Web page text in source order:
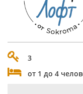
3
от 1 до 4